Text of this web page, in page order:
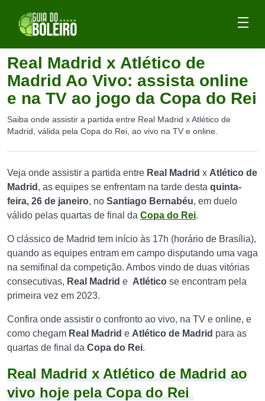
Real Madrid x Atlético de
Madrid Ao Vivo: assista online
e na TV ao jogo da Copa do Rei
Saiba onde assistir a partida entre Real Madrid x Atlético de
Madrid, válida pela Copa do Rei, ao vivo na TV e online.
Veja onde assistir a partida entre Real Madrid x Atlético de
Madrid , as equipes se enfrentam na tarde desta quinta-
feira, 26 de janeiro, no Santiago Bernabéu, em duelo
válido pelas quartas de final da Copa do Rei.
O clássico de Madrid tem início às 17h (horário de Brasília),
quando as equipes entram em campo disputando uma vaga
na semifinal da competição. Ambos vindo de duas vitórias
consecutivas, Real Madrid e Atlético se encontram pela
primeira vez em 2023.
Confira onde assistir o confronto ao vivo, na TV e online, e
como chegam Real Madrid e Atlético de Madrid para as
quartas de final da Copa do Rei.
Real Madrid x Atlético de Madrid ao
vivo hoje pela Copa do Rei